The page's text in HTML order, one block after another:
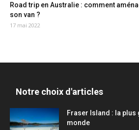
Road trip en Australie : comment
son van ?
17 mai 2022
Notre choix d'articles
Fraser Island : la
monde